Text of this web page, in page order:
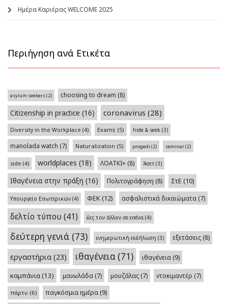
Ημέρα Καριέρας WELCOME 2025
Περιήγηση ανά Ετικέτα
asylum seekers(2) choosing to dream (8)
Citizenship in practice (16) coronavirus (28)
Diversity in the Workplace (4) Exams (5) hide & seek (3)
manolada watch (7) Naturalization (5) progedi (2) seminar(2)
side (4) worldplaces (18) ΛΟΑΤΚΙ+ (8) Άσετ (3)
Ιθαγένεια στην πράξη (16) Πολιτογράφηση (8) ΣτΕ (10)
Υπουργείο Εσωτερικών (4) ΦΕΚ(12) ασφαλιστικά δικαιώματα (7)
δελτίο τύπου (41) δες τον άλλον σε εσένα (4)
δεύτερη γενιά (73) ενημερωτική εκδήλωση (3) εξετάσεις (8)
εργαστήρια (23) ιθαγένεια (71) ιθαγένεια(9)
καμπάνια(13) μανωλάδα (7) μουζάλας (7) ντοκιμαντέρ (7)
πάρτυ (6) παγκόσμια ημέρα(9)